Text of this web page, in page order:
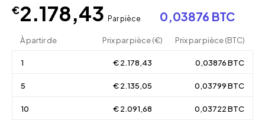
€2.178,43 Par pièce 0,03876 BTC
À partir de Prix par pièce (€) Prix par pièce (BTC)
1 € 2.178,43 0,03876 BTC
5 € 2.135,05 0,03799 BTC
10 € 2.091,68 0,03722 BTC